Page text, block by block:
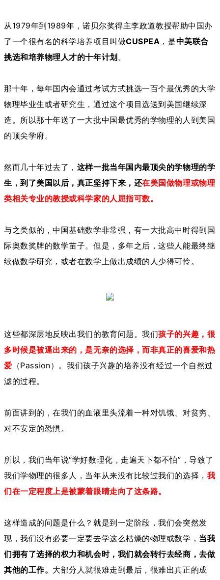
从1979年到1989年，诺贝尔奖得主李政道教授帮助中国办
了一个很有名的科学培养项目叫做CUSPEA ，是中美联合
挑选和培养物理人才的十年计划 。
那十年，每年国内会通过考试方式挑选一百个最优秀的大学
物理毕业生或者研究生，通过这个项目选送到美国继续深
造。所以那十年送了一大批中国最优秀的学物理的人到美国
的顶尖学府。
然而几十年过去了， 这样一批当年国内最顶尖的学物理的学
生，到了美国以后，真正坚持下来，还在美国做物理或物理
类相关专业的教授或科学家的人屈指可数。
与之类似的，中国基础数学非常强，有一大批高中时得到国
际奥数奖牌的数学苗子。但是，多年之后，这些人能最终继
续做数学研究，或者在数学上做出成绩的人少得可怜。
这些都深层地反映出我们的教育问题。我们孩子的兴趣，很
多时候是被逼出来的，是无奈的选择，而非真正的喜爱和热
爱 （Passion）。我们孩子兴趣的培养没有经过一个自然过
滤的过程。
前面讲到的，在我们的血液里头流着一种对饥饿、对贫穷、
对不安定的恐惧。
所以，我们当年说“学好数理化，走遍天下都不怕”，导致了
我们学物理的很多人，当年从来没有比较过我们的选择， 我
们在一定程度上是被蒙着眼睛走向了这条路。
这样造成的问题是什么？就是到一定阶段，我们会突然发
现，我们没有必要一定要去学这么枯燥的物理或数学， 当我
们拥有了选择的权力和机会时，我们就会转行去经商，去做
其他的工作。 大部分人就很难走到最后，很难出真正的成